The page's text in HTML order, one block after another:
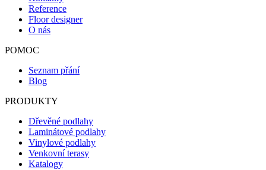
Reference
Floor designer
O nás
POMOC
Seznam přání
Blog
PRODUKTY
Dřevěné podlahy
Laminátové podlahy
Vinylové podlahy
Venkovní terasy
Katalogy